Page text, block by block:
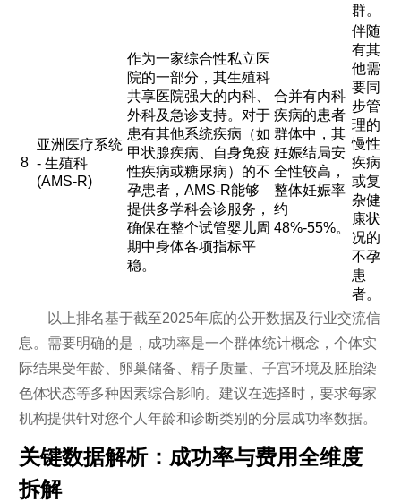
群。
8
亚洲医疗系统
- 生殖科
(AMS-R)
作为一家综合性私立医
院的一部分，其生殖科
共享医院强大的内科、
外科及急诊支持。对于
患有其他系统疾病（如
甲状腺疾病、自身免疫
性疾病或糖尿病）的不
孕患者，AMS-R能够
提供多学科会诊服务，
确保在整个试管婴儿周
期中身体各项指标平
稳。
合并有内科
疾病的患者
群体中，其
妊娠结局安
全性较高，
整体妊娠率
约
48%-55%。
伴随
有其
他需
要同
步管
理的
慢性
疾病
或复
杂健
康状
况的
不孕
患
者。
以上排名基于截至2025年底的公开数据及行业交流信
息。需要明确的是，成功率是一个群体统计概念，个体实
际结果受年龄、卵巢储备、精子质量、子宫环境及胚胎染
色体状态等多种因素综合影响。建议在选择时，要求每家
机构提供针对您个人年龄和诊断类别的分层成功率数据。
关键数据解析：成功率与费用全维度
拆解